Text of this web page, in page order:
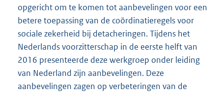
opgericht om te komen tot aanbevelingen voor een
betere toepassing van de coördinatieregels voor
sociale zekerheid bij detacheringen. Tijdens het
Nederlands voorzitterschap in de eerste helft van
2016 presenteerde deze werkgroep onder leiding
van Nederland zijn aanbevelingen. Deze
aanbevelingen zagen op verbeteringen van de